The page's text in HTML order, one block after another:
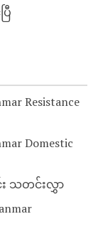
ြီ
Resistance
Domestic
သတင်းလွှာ